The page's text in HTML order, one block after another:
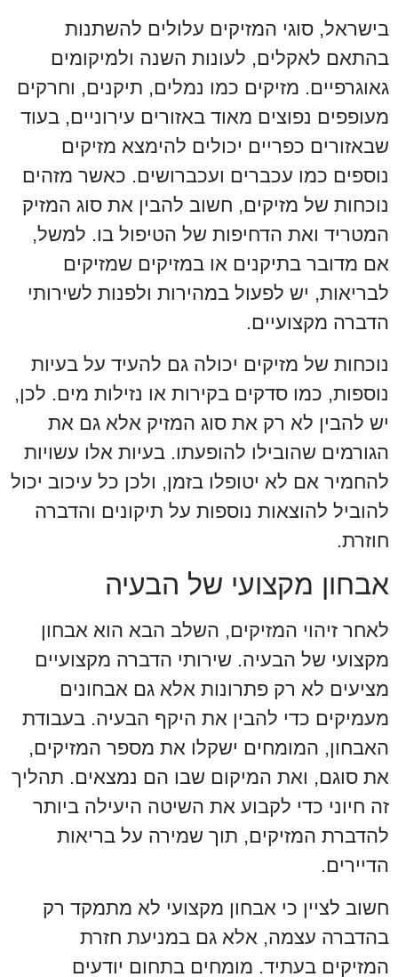
בישראל, סוגי המזיקים עלולים להשתנות
בהתאם לאקלים, לעונות השנה ולמיקומים
גאוגרפיים. מזיקים כמו נמלים, תיקנים, וחרקים
מעופפים נפוצים מאוד באזורים עירוניים, בעוד
שבאזורים כפריים יכולים להימצא מזיקים
נוספים כמו עכברים ועכברושים. כאשר מזהים
נוכחות של מזיקים, חשוב להבין את סוג המזיק
המטריד ואת הדחיפות של הטיפול בו. למשל,
אם מדובר בתיקנים או במזיקים שמזיקים
לבריאות, יש לפעול במהירות ולפנות לשירותי
הדברה מקצועיים.
נוכחות של מזיקים יכולה גם להעיד על בעיות
נוספות, כמו סדקים בקירות או נזילות מים. לכן,
יש להבין לא רק את סוג המזיק אלא גם את
הגורמים שהובילו להופעתו. בעיות אלו עשויות
להחמיר אם לא יטופלו בזמן, ולכן כל עיכוב יכול
להוביל להוצאות נוספות על תיקונים והדברה
חוזרת.
אבחון מקצועי של הבעיה
לאחר זיהוי המזיקים, השלב הבא הוא אבחון
מקצועי של הבעיה. שירותי הדברה מקצועיים
מציעים לא רק פתרונות אלא גם אבחונים
מעמיקים כדי להבין את היקף הבעיה. בעבודת
האבחון, המומחים ישקלו את מספר המזיקים,
את סוגם, ואת המיקום שבו הם נמצאים. תהליך
זה חיוני כדי לקבוע את השיטה היעילה ביותר
להדברת המזיקים, תוך שמירה על בריאות
הדיירים.
חשוב לציין כי אבחון מקצועי לא מתמקד רק
בהדברה עצמה, אלא גם במניעת חזרת
המזיקים בעתיד. מומחים בתחום יודעים